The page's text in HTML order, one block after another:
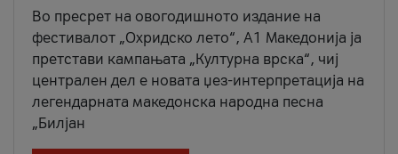
Во пресрет на овогодишното издание на
фестивалот „Охридско лето“, А1 Македонија ја
претстави кампањата „Културна врска“, чиј
централен дел е новата џез-интерпретација на
легендарната македонска народна песна
„Билјан